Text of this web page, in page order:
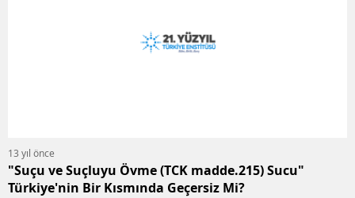
13 yıl önce
"Suçu ve Suçluyu Övme (TCK madde.215) Sucu"
Türkiye'nin Bir Kısmında Geçersiz Mi?